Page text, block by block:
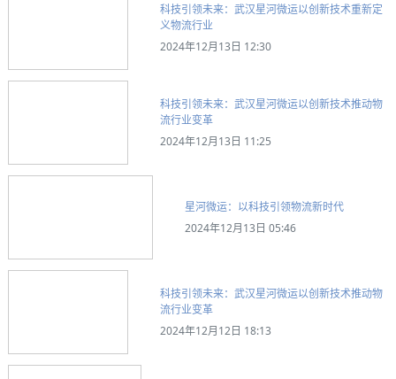
科技引领未来：武汉星河微运以创新技术重新定
义物流行业
2024年12月13日 12:30
科技引领未来：武汉星河微运以创新技术推动物
流行业变革
2024年12月13日 11:25
星河微运：以科技引领物流新时代
2024年12月13日 05:46
科技引领未来：武汉星河微运以创新技术推动物
流行业变革
2024年12月12日 18:13